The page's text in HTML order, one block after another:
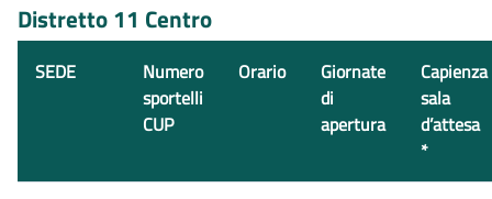
Distretto 11 Centro
SEDE
Numero
sportelli
CUP
Orario
Giornate
di
apertura
Capienza
sala
d’attesa
*